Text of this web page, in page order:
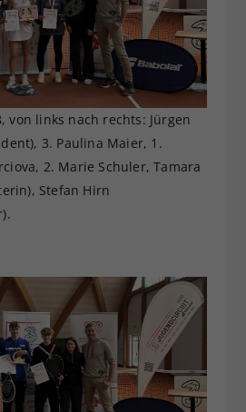
von links nach rechts: Jürgen
3. Paulina Maier, 1.
2. Marie Schuler, Tamara
Stefan Hirn